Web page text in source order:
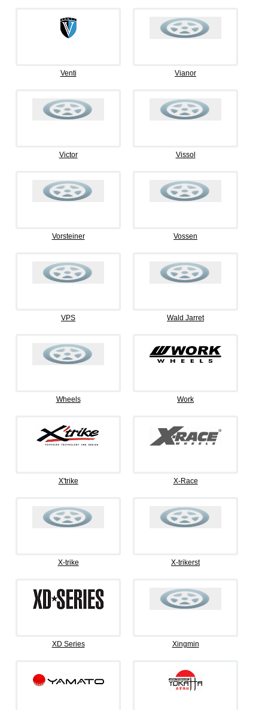
Venti Vianor
Victor Vissol
Vorsteiner Vossen
VPS Wald Jarret
Wheels Work
X'trike X-Race
X-trike X-trikerst
XD Series Xingmin